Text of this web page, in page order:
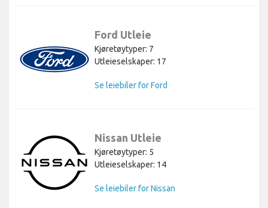
Ford Utleie
Kjøretøytyper: 7
Utleieselskaper: 17
Se leiebiler for Ford
Nissan Utleie
Kjøretøytyper: 5
Utleieselskaper: 14
Se leiebiler for Nissan